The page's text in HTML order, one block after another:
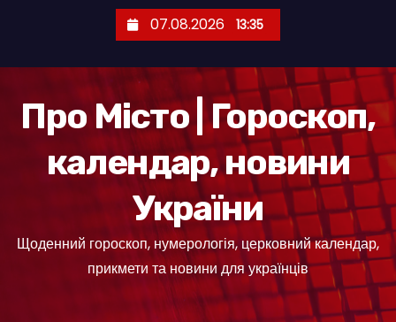
07.08.2026 13:35
Про Місто | Гороскоп,
календар, новини
України
Щоденний гороскоп, нумерологія, церковний календар,
прикмети та новини для українців